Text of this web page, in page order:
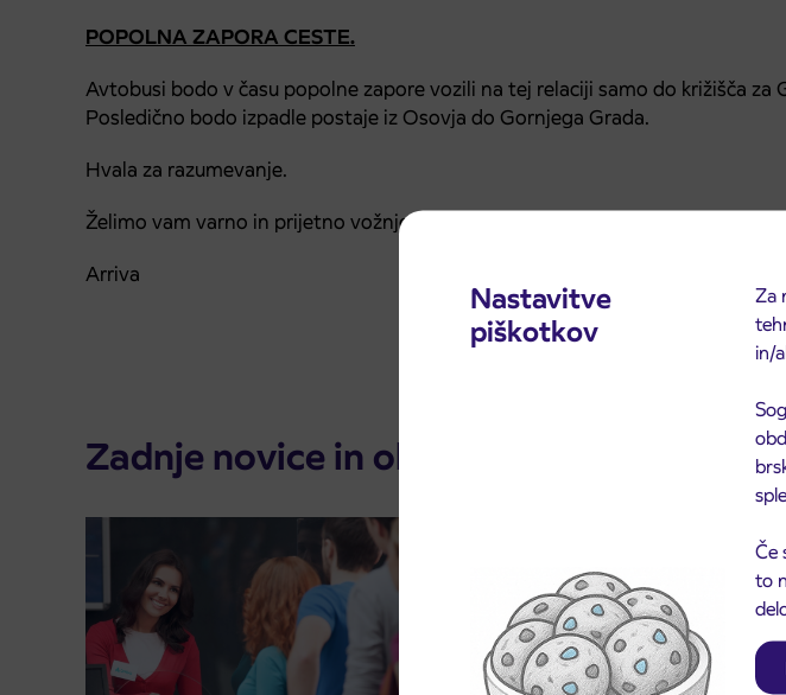
Nastavitve
piškotkov
Za
in/
Če
to
POPOLNA ZAPORA CESTE.
Avtobusi bodo v času popolne zapore vozili na tej relaciji samo do križišča za
Posledično bodo izpadle postaje iz Osovja do Gornjega Grada.
Hvala za razumevanje.
Želimo vam varno in prijetno vožnjo.
Arriva
Zadnje novice in obvestila